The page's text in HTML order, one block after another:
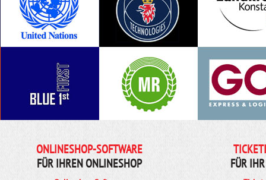
ONLINESHOP-SOFTWARE
FÜR IHREN ONLINESHOP
FÜR